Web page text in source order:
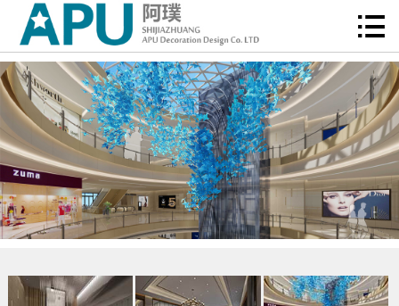
关于阿璞
新闻动态
经典案例
项目服务
联系我们
